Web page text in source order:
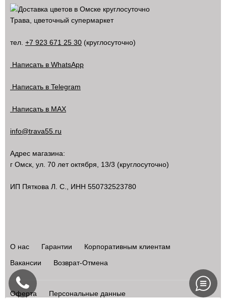
Трава, цветочный супермаркет
тел. +7 923 671 25 30 (круглосуточно)
Написать в WhatsApp
Написать в Telegram
Написать в MAX
info@trava55.ru
Адрес магазина:
г Омск ул. 70 лет октября, 13/3 (круглосуточно)
ИП Пяткова Л. С., ИНН 550732523780
О нас Гарантии
Корпоративным клиентам
Вакансии
Возврат-Отмена
Оферта Персональные данные